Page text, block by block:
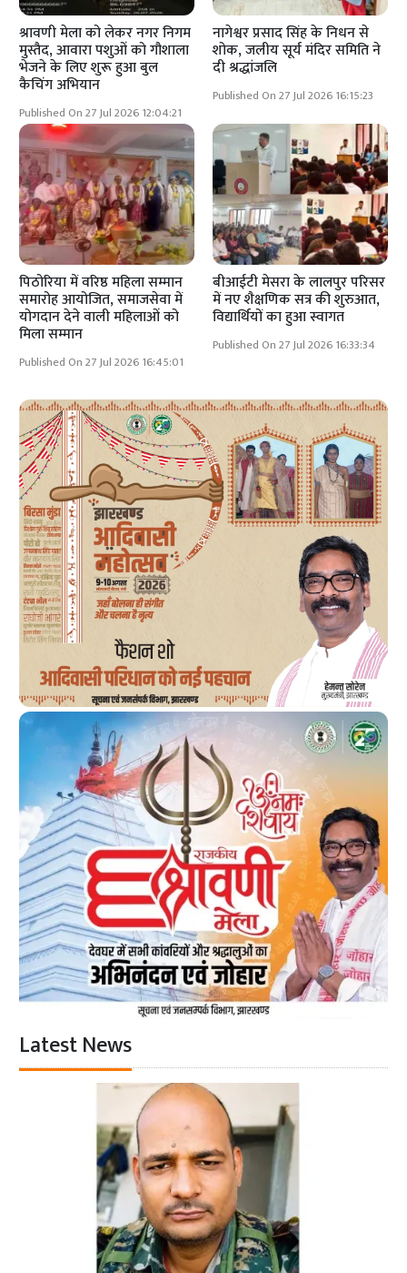
श्रावणी मेला को लेकर नगर निगम
मुस्तैद, आवारा पशुओं को गौशाला
भेजने के लिए शुरू हुआ बुल
कैचिंग अभियान
Published On 27 Jul 2026 12:04:21
नागेश्वर प्रसाद सिंह के निधन से
शोक, जलीय सूर्य मंदिर समिति ने
दी श्रद्धांजलि
Published On 27 Jul 2026 16:15:23
पिठोरिया में वरिष्ठ महिला सम्मान
समारोह आयोजित, समाजसेवा में
योगदान देने वाली महिलाओं को
मिला सम्मान
Published On 27 Jul 2026 16:45:01
बीआईटी मेसरा के लालपुर परिसर
में नए शैक्षणिक सत्र की शुरुआत,
विद्यार्थियों का हुआ स्वागत
Published On 27 Jul 2026 16:33:34
Latest News